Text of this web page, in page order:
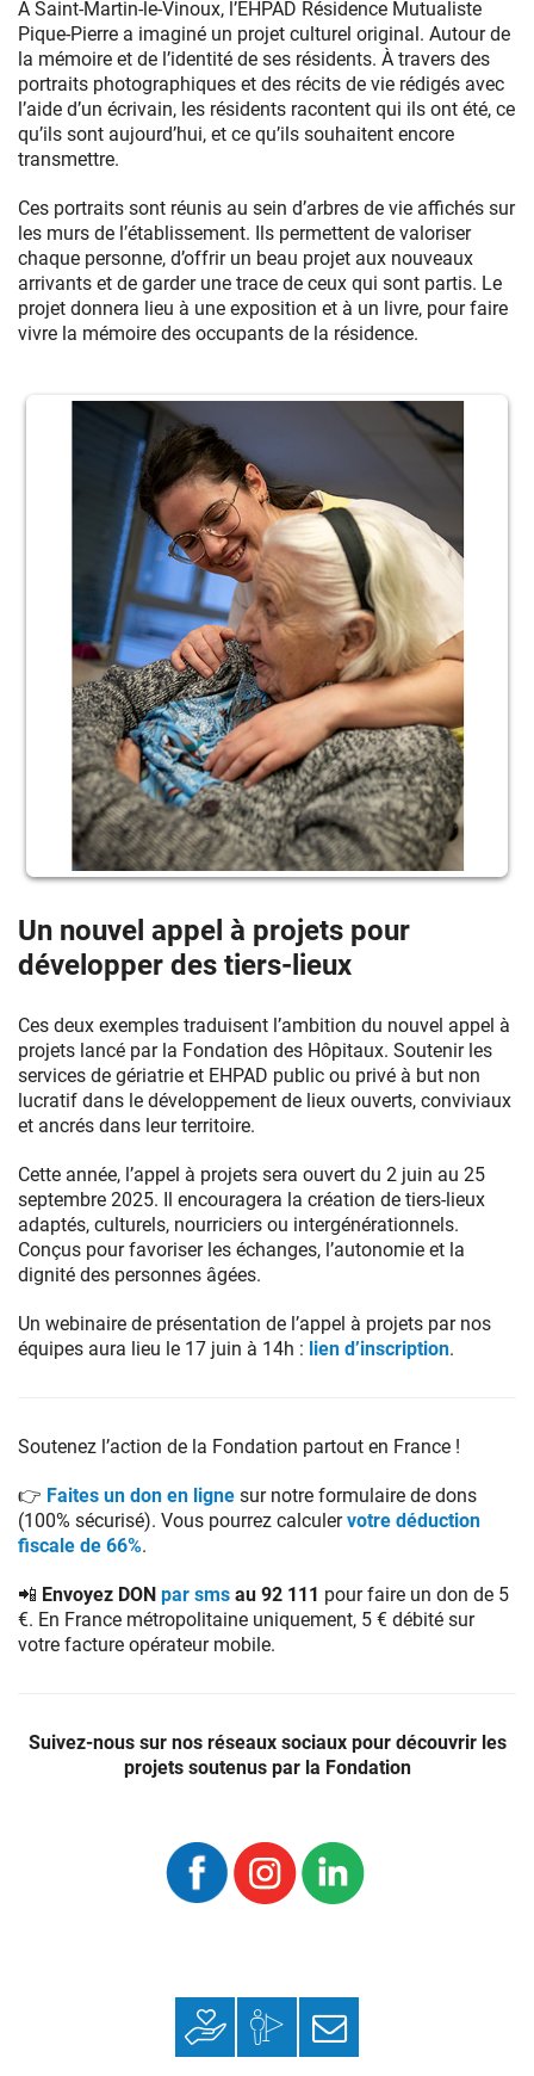
À Saint-Martin-le-Vinoux, l’EHPAD Résidence Mutualiste
Pique-Pierre a imaginé un projet culturel original. Autour de
la mémoire et de l’identité de ses résidents. À travers des
portraits photographiques et des récits de vie rédigés avec
l’aide d’un écrivain, les résidents racontent qui ils ont été, ce
qu’ils sont aujourd’hui, et ce qu’ils souhaitent encore
transmettre.
Ces portraits sont réunis au sein d’arbres de vie affichés sur
les murs de l’établissement. Ils permettent de valoriser
chaque personne, d’offrir un beau projet aux nouveaux
arrivants et de garder une trace de ceux qui sont partis. Le
projet donnera lieu à une exposition et à un livre, pour faire
vivre la mémoire des occupants de la résidence.
Un nouvel appel à projets pour
développer des tiers-lieux
Ces deux exemples traduisent l’ambition du nouvel appel à
projets lancé par la Fondation des Hôpitaux. Soutenir les
services de gériatrie et EHPAD public ou privé à but non
lucratif dans le développement de lieux ouverts, conviviaux
et ancrés dans leur territoire.
Cette année, l’appel à projets sera ouvert du 2 juin au 25
septembre 2025. Il encouragera la création de tiers-lieux
adaptés, culturels, nourriciers ou intergénérationnels.
Conçus pour favoriser les échanges, l’autonomie et la
dignité des personnes âgées.
Un webinaire de présentation de l’appel à projets par nos
équipes aura lieu le 17 juin à 14h : lien d’inscription.
Soutenez l’action de la Fondation partout en France !
👉 Faites un don en ligne sur notre formulaire de dons
(100% sécurisé). Vous pourrez calculervotre déduction
fiscale de 66%.
📲 Envoyez DON par sms au 92 111 pour faire un don de 5
€. En France métropolitaine uniquement, 5 € débité sur
votre facture opérateur mobile.
leSuivez-nous sur nos réseaux sociaux pour découvrir les
projets soutenus par la Fondation
Faire un donMon espace
donateur
S’inscrire à la
newsletter